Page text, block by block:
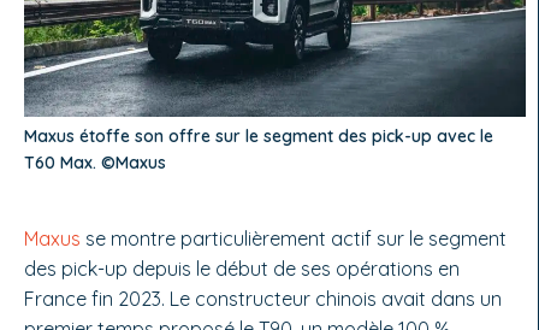
Maxus étoffe son offre sur le segment des pick-up avec le
T60 Max. ©Maxus
Maxus se montre particulièrement actif sur le segment
des pick-up depuis le début de ses opérations en
France fin 2023. Le constructeur chinois avait dans un